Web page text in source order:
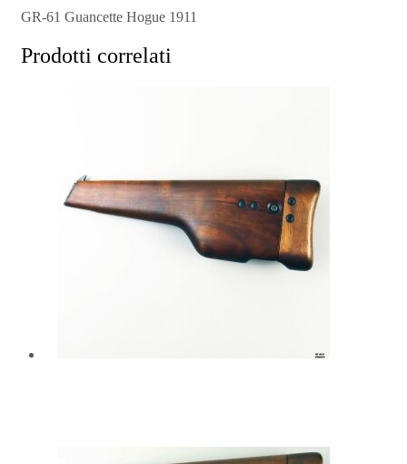
GR-61 Guancette Hogue 1911
Prodotti correlati